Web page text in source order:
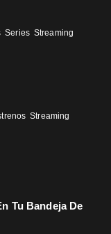
Series Streaming
Streaming
Tu Bandeja De